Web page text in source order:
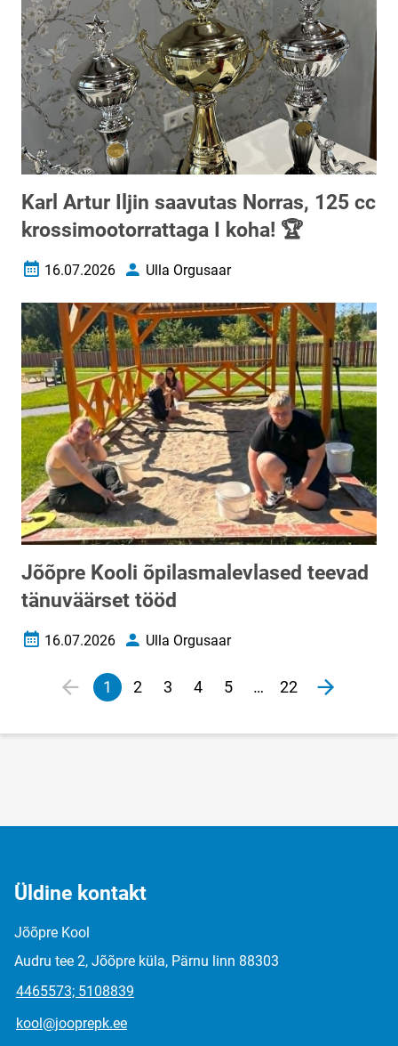
Karl Artur Iljin saavutas Norras, 125 cc
krossimootorrattaga I koha! 🏆
Loomise kuupäev
16.07.2026 AutorUlla Orgusaar
Jõõpre Kooli õpilasmalevlased teevad
tänuväärset tööd
Loomise kuupäev
16.07.2026 AutorUlla Orgusaar
Lehekülgjaotus
Eelmine lehekülg
Praegune
1 Veebileht
2 Veebileht
3 Veebileht
4 Veebileht
5 … page
22 Järgmine
Üldine kontakt
Jõõpre Kool
Audru tee 2, Jõõpre küla, Pärnu linn 88303
4465573; 5108839
kool@jooprepk.ee